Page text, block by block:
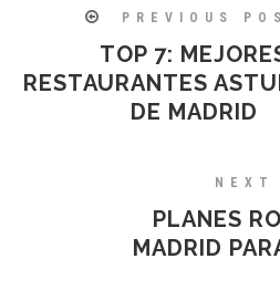
PREVIOUS
TOP 7:
RESTAURANTES
DE MADRID
NEXT
PLANES
MADRID